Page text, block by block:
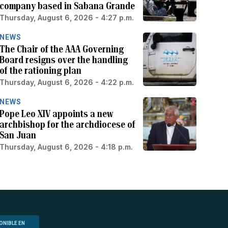
company based in Sabana Grande
Thursday, August 6, 2026 - 4:27 p.m.
NEWS
The Chair of the AAA Governing
Board resigns over the handling
of the rationing plan
Thursday, August 6, 2026 - 4:22 p.m.
NEWS
Pope Leo XIV appoints a new
archbishop for the archdiocese of
San Juan
Thursday, August 6, 2026 - 4:18 p.m.
EN